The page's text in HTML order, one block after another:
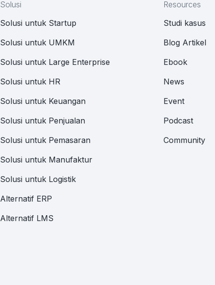
Solusi
Solusi untuk Startup
Solusi untuk UMKM
Solusi untuk Large Enterprise
Solusi untuk HR
Solusi untuk Keuangan
Solusi untuk Penjualan
Solusi untuk Pemasaran
Solusi untuk Manufaktur
Solusi untuk Logistik
Alternatif ERP
Alternatif LMS
Resources
Studi kasus
Blog Artikel
Ebook
News
Event
Podcast
Community